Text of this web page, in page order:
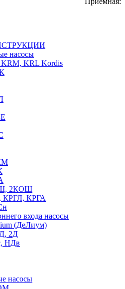
насосы
KRL Kordis
2КОШ
КРГЛ, КРГА
входа насосы
(ДеЛиум)
2Д
НДв
насосы